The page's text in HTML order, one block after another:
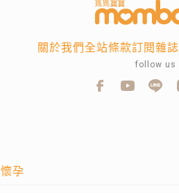
懷孕
關於我們全站條款訂閱雜誌
follow us